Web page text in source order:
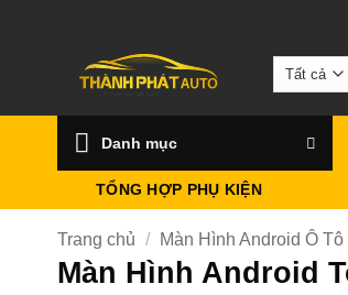
Danh mục
TỔNG HỢP PHỤ KIỆN
Trang chủ / Màn Hình Android Ô
Màn Hình Android